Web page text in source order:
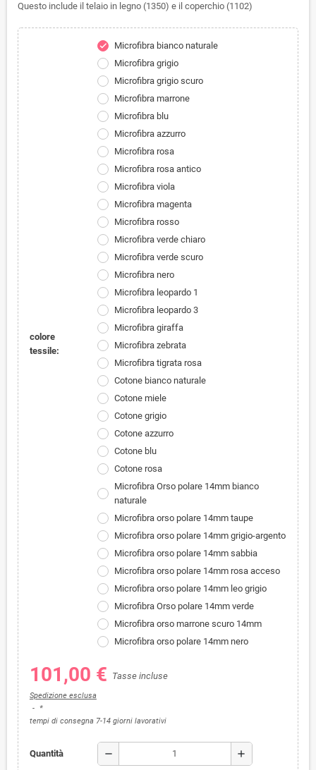
Questo include il telaio in legno (1350) e il coperchio (1102)
colore
tessile:
check
Microfibra bianco naturale
Microfibra grigio
Microfibra grigio scuro
Microfibra marrone
Microfibra blu
Microfibra azzurro
Microfibra rosa
Microfibra rosa antico
Microfibra viola
Microfibra magenta
Microfibra rosso
Microfibra verde chiaro
Microfibra verde scuro
Microfibra nero
Microfibra leopardo 1
Microfibra leopardo 3
Microfibra giraffa
Microfibra zebrata
Microfibra tigrata rosa
Cotone bianco naturale
Cotone miele
Cotone grigio
Cotone azzurro
Cotone blu
Cotone rosa
Microfibra Orso polare 14mm bianco
naturale
Microfibra orso polare 14mm taupe
Microfibra orso polare 14mm grigio-argento
Microfibra orso polare 14mm sabbia
Microfibra orso polare 14mm rosa acceso
Microfibra orso polare 14mm leo grigio
Microfibra Orso polare 14mm verde
Microfibra orso marrone scuro 14mm
Microfibra orso polare 14mm nero
101,00 € Tasse incluse
Spedizione esclusa
*
tempi di consegna 7-14 giorni lavorativi
Quantità remove add